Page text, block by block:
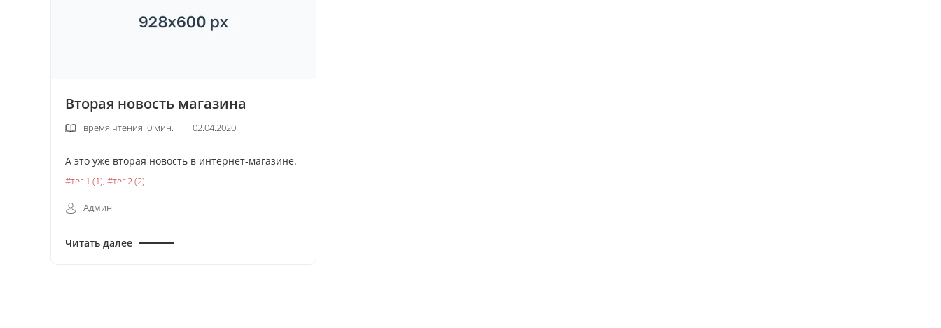
Вторая новость магазина
время чтения: 0 мин. | 02.04.2020
А это уже вторая новость в интернет-магазине.
#тег 1 (1), #тег 2 (2)
Админ
Читать далее